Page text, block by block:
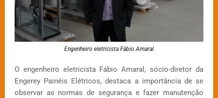
Engenheiro eletricista Fábio Amaral
O engenheiro eletricista Fábio Amaral, sócio-diretor da
Engerey Painéis Elétricos, destaca a importância de se
observar as normas de segurança e fazer manutenção